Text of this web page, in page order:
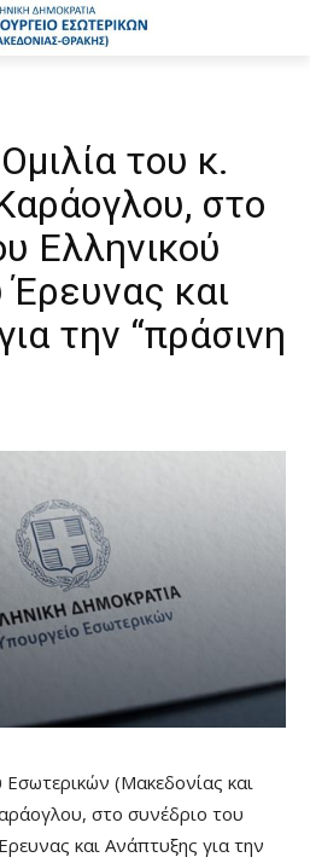
του κ.
στο
Ελληνικού
Έρευνας και
την “πράσινη
(Μακεδονίας και
στο συνέδριο του
και Ανάπτυξης για την